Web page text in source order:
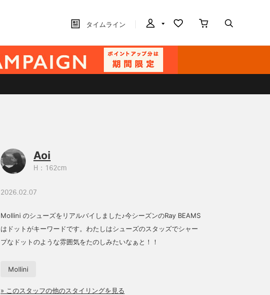
タイムライン
Aoi
H：162cm
2026.02.07
Mollini のシューズをリアルバイしました♪今シーズンのRay BEAMS
はドットがキーワードです。わたしはシューズのスタッズでシャー
プなドットのような雰囲気をたのしみたいなぁと！！
Mollini
» このスタッフの他のスタイリングを見る